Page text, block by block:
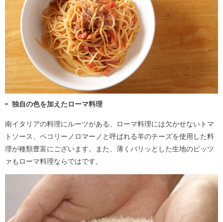
独自の色を加えたローマ料理
南イタリアの料理にルーツがある、ローマ料理には欠かせないトマ
トソース、ペコリーノロマーノと呼ばれる羊のチーズを使用した料
理が種類豊富にございます。また、薄くパリッとした生地のピッツ
ァもローマ料理ならではです。